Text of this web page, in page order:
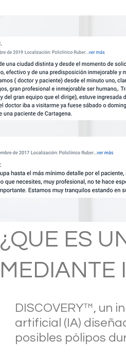
¿QUE ES
MEDIANTE
DISCOVERY™, un
artificial (IA)
posibles pólipos